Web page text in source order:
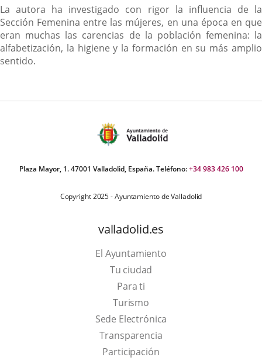
Descripción
La autora ha investigado con rigor la influencia de la
Sección Femenina entre las mújeres, en una época en que
eran muchas las carencias de la población femenina: la
alfabetización, la higiene y la formación en su más amplio
sentido.
Plaza Mayor, 1. 47001 Valladolid, España. Teléfono:+34 983 426 100
Copyright 2025 - Ayuntamiento de Valladolid
valladolid.es
El Ayuntamiento
Tu ciudad
Para ti
TurismoThis
link
will
open
Sede Electrónica
Transparencia
Participación